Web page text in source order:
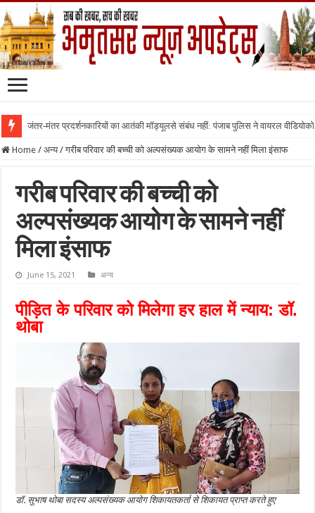
जंतर-मंतर प्रदर्शनकारियों का आतंकी मॉड्यूलसे संबंध नहीं: पंजाब पुलिस ने वायरल वीडियोको
Home / अन्य / गरीब परिवार की बच्ची को अल्पसंख्यक आयोग के सामने नहीं मिला इंसाफ
गरीब परिवार की बच्ची को
अल्पसंख्यक आयोग के सामने नहीं
मिला इंसाफ
June 15, 2021 अन्य
पीड़ित के परिवार को मिलेगा हर हाल में न्याय: डॉ.
थोबा
डॉ. सुभाष थोबा सदस्य अल्पसंख्यक आयोग शिकायतकर्ता से शिकायत प्राप्त करते हुए